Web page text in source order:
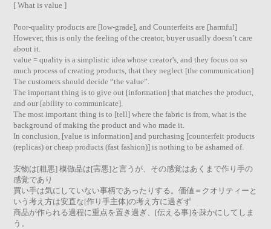
[ What is value ]
Poor-quality products are [low-grade], and Counterfeits are [harmful]
However, this is only the feeling of the creator, buyer usually doesn’t care
about it.
value = quality is a simplistic idea whose creator’s, and they focus on so
much process of creating products, that they neglect [the communication]
The customers should decide “the value”.
The important thing is to give out [information] that matches the product,
and our [ability to communicate].
The most important thing is to [tell] where the fabric is from, what is the
background of making the product and who made it.
In conclusion, [value is information] and purchasing [counterfeit products
(replicas) or cheap products (fast fashion)] is nothing to be ashamed of.
安物は[粗悪] 模倣品は[害悪]と言うが、その感覚はあくまで作り手の
感覚であり
買い手は気にしていない事柄であったりする。価値＝クオリティーと
いう考え方は安直な[作り手主体]の考え方に過ぎず
商品が作られる過程に重点を置き過ぎ、[伝える事]を疎かにしてしま
う。